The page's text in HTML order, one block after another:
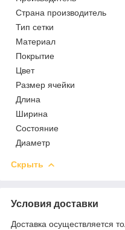
Страна производитель
Тип сетки
Материал
Покрытие
Цвет
Размер ячейки
Длина
Ширина
Состояние
Диаметр
Скрыть
Условия доставки
Доставка осуществляется